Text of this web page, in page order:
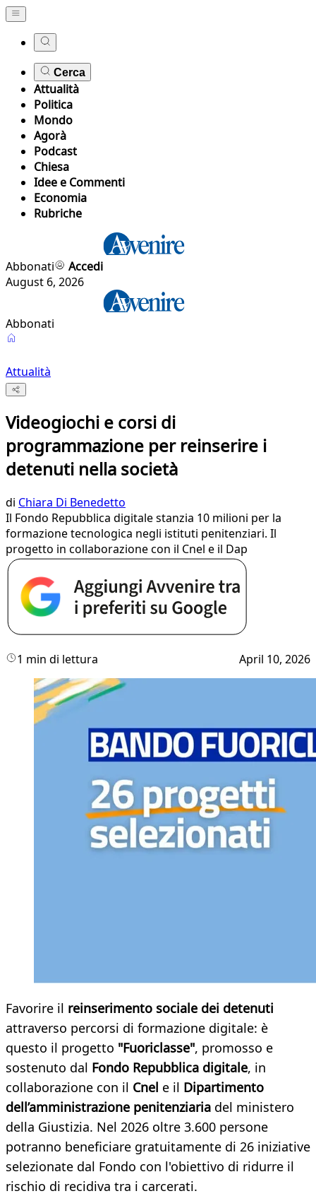
Cerca
Attualità
Politica
Mondo
Agorà
Podcast
Chiesa
Idee e Commenti
Economia
Rubriche
Abbonati
Accedi
August 6, 2026
Abbonati
Attualità
Videogiochi e corsi di
programmazione per reinserire i
detenuti nella società
di Chiara Di Benedetto
Il Fondo Repubblica digitale stanzia 10 milioni per la
formazione tecnologica negli istituti penitenziari. Il
progetto in collaborazione con il Cnel e il Dap
1 min di lettura April 10, 2026
Favorire il reinserimento sociale dei detenuti
attraverso percorsi di formazione digitale: è
questo il progetto "Fuoriclasse", promosso e
sostenuto dal Fondo Repubblica digitale, in
collaborazione con il Cnel e il Dipartimento
dell’amministrazione penitenziaria del ministero
della Giustizia. Nel 2026 oltre 3.600 persone
potranno beneficiare gratuitamente di 26 iniziative
selezionate dal Fondo con l'obiettivo di ridurre il
rischio di recidiva tra i carcerati.